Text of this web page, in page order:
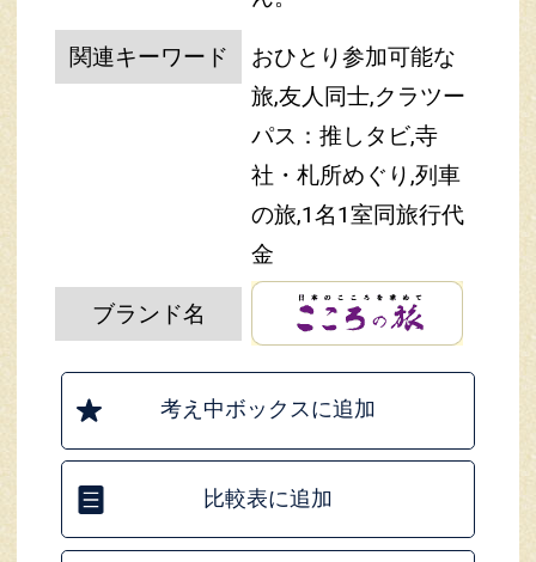
関連キーワード
おひとり参加可能な
旅,友人同士,クラツー
パス：推しタビ,寺
社・札所めぐり,列車
の旅,1名1室同旅行代
金
ブランド名
考え中ボックスに追加
比較表に追加